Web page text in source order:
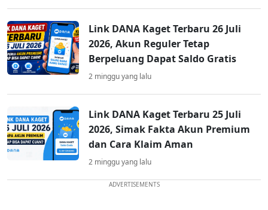
Link DANA Kaget Terbaru 26 Juli
2026, Akun Reguler Tetap
Berpeluang Dapat Saldo Gratis
2 minggu yang lalu
Link DANA Kaget Terbaru 25 Juli
2026, Simak Fakta Akun Premium
dan Cara Klaim Aman
2 minggu yang lalu
ADVERTISEMENTS